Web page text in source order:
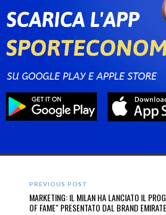
PREVIOUS POST
MARKETING: IL MILAN HA LANCIATO IL
OF FAME" PRESENTATO DAL BRAND